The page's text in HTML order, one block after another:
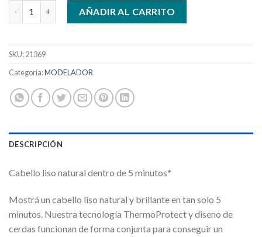
PHILIPS BHH-880 CEPILLOTERMICO St Care cantidad
AÑADIR AL CARRITO
SKU:21369
Categoría:MODELADOR
DESCRIPCIÓN
Cabello liso natural dentro de 5 minutos*
Mostrá un cabello liso natural y brillante en tan solo 5
minutos. Nuestra tecnología ThermoProtect y diseno de
cerdas funcionan de forma conjunta para conseguir un